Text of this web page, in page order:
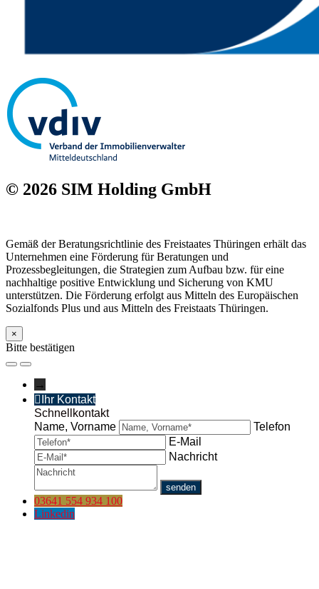
© 2026 SIM Holding GmbH
Gemäß der Beratungsrichtlinie des Freistaates Thüringen erhält das
Unternehmen eine Förderung für Beratungen und
Prozessbegleitungen, die Strategien zum Aufbau bzw. für eine
nachhaltige positive Entwicklung und Sicherung von KMU
unterstützen. Die Förderung erfolgt aus Mitteln des Europäischen
Sozialfonds Plus und aus Mitteln des Freistaats Thüringen.
×
Bitte bestätigen
→
Ihr Kontakt
Schnellkontakt
Name, Vorname
Telefon
E-Mail
Nachricht
03641 554 934 100
Linkedin